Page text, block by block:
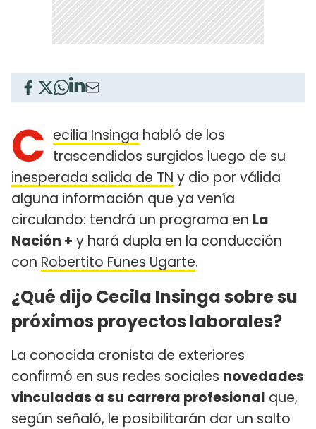
C ecilia Insinga habló de los
trascendidos surgidos luego de su
inesperada salida de TN y dio por válida
alguna información que ya venía
circulando: tendrá un programa en La
Nación + y hará dupla en la conducción
con Robertito Funes Ugarte.
¿Qué dijo Cecila Insinga sobre su
próximos proyectos laborales?
La conocida cronista de exteriores
confirmó en sus redes sociales novedades
vinculadas a su carrera profesional que,
según señaló, le posibilitarán dar un salto